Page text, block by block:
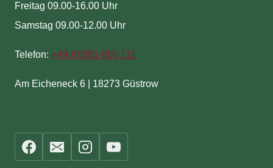
Freitag 09.00-16.00 Uhr
Samstag 09.00-12.00 Uhr
Telefon: +49-(0)381-690 111
Am Eicheneck 6 | 18273 Güstrow